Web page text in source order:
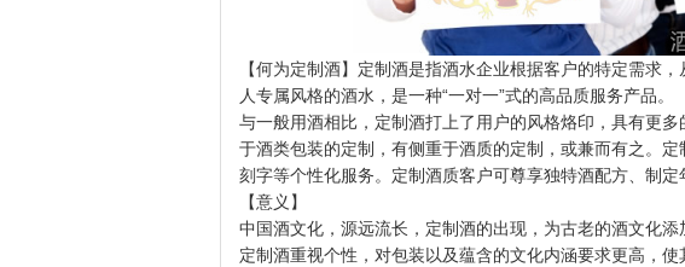
【何为定制酒】定制酒是指酒水企业根据客户的特定需求
人专属风格的酒水，是一种“一对一”式的高品质服务产品。
与一般用酒相比，定制酒打上了用户的风格烙印，具有更
于酒类包装的定制，有侧重于酒质的定制，或兼而有之。
刻字等个性化服务。定制酒质客户可尊享独特酒配方、制定
【意义】
中国酒文化，源远流长，定制酒的出现，为古老的酒文化添
定制酒重视个性，对包装以及蕴含的文化内涵要求更高，